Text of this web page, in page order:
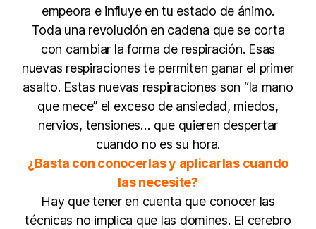
empeora e influye en tu estado de ánimo.
Toda una revolución en cadena que se corta
con cambiar la forma de respiración. Esas
nuevas respiraciones te permiten ganar el primer
asalto. Estas nuevas respiraciones son “la mano
que mece” el exceso de ansiedad, miedos,
nervios, tensiones… que quieren despertar
cuando no es su hora.
¿Basta con conocerlas y aplicarlas cuando
las necesite?
Hay que tener en cuenta que conocer las
técnicas no implica que las domines. El cerebro